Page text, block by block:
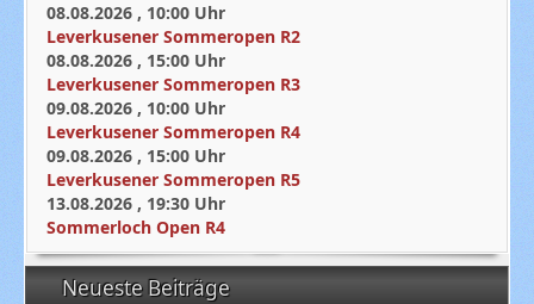
08.08.2026 , 10:00 Uhr
Leverkusener Sommeropen R2
08.08.2026 , 15:00 Uhr
Leverkusener Sommeropen R3
09.08.2026 , 10:00 Uhr
Leverkusener Sommeropen R4
09.08.2026 , 15:00 Uhr
Leverkusener Sommeropen R5
13.08.2026 , 19:30 Uhr
Sommerloch Open R4
Neueste Beiträge